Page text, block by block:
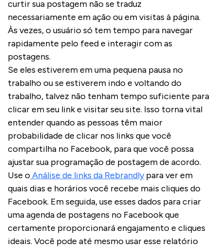
curtir sua postagem não se traduz
necessariamente em ação ou em visitas à página.
Às vezes, o usuário só tem tempo para navegar
rapidamente pelo feed e interagir com as
postagens.
Se eles estiverem em uma pequena pausa no
trabalho ou se estiverem indo e voltando do
trabalho, talvez não tenham tempo suficiente para
clicar em seu link e visitar seu site. Isso torna vital
entender quando as pessoas têm maior
probabilidade de clicar nos links que você
compartilha no Facebook, para que você possa
ajustar sua programação de postagem de acordo.
Use oAnálise de links da Rebrandlypara ver em
quais dias e horários você recebe mais cliques do
Facebook. Em seguida, use esses dados para criar
uma agenda de postagens no Facebook que
certamente proporcionará engajamento e cliques
ideais. Você pode até mesmo usar esse relatório